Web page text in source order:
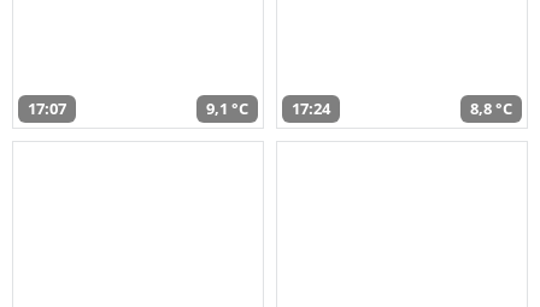
17:07 9,1 °C 17:24 8,8 °C